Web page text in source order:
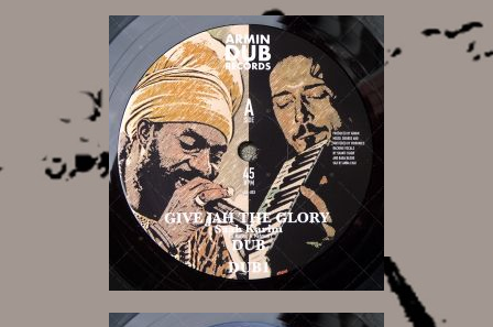
15,00 €